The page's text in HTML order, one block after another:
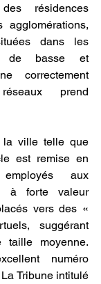
résidences
agglomérations,
dans les
de basse et
correctement
prend
la ville telle que
est remise en
aux
à forte valeur
vers des «
suggérant
moyenne.
numéro
Tribune intitulé